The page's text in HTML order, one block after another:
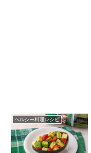
ヘルシー料理レシピ